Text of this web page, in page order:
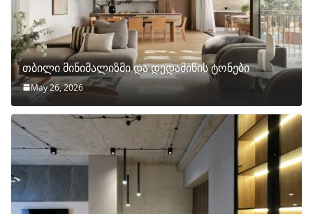
თბილი მინიმალიზმი და დედამიწის ტონები
May 26, 2026